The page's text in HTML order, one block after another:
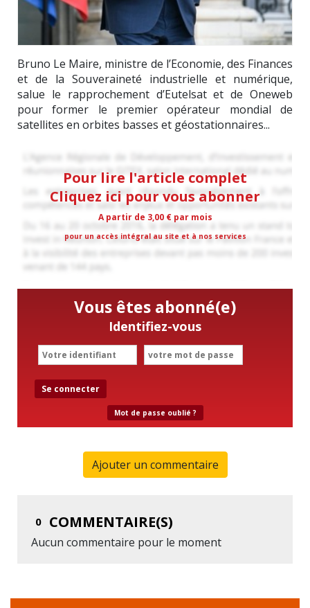
Bruno Le Maire, ministre de l’Economie, des Finances
et de la Souveraineté industrielle et numérique,
salue le rapprochement d’Eutelsat et de Oneweb
pour former le premier opérateur mondial de
satellites en orbites basses et géostationnaires...
Pour lire l'article complet
Cliquez ici pour vous abonner
A partir de 3,00 € par mois
pour un accès intégral au site et à nos services
Vous êtes abonné(e)
Identifiez-vous
Se connecter
Mot de passe oublié ?
Ajouter un commentaire
0 COMMENTAIRE(S)
Aucun commentaire pour le moment